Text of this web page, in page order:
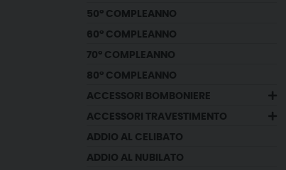
50° COMPLEANNO
60° COMPLEANNO
70° COMPLEANNO
80° COMPLEANNO
ACCESSORI BOMBONIERE
ACCESSORI TRAVESTIMENTO
ADDIO AL CELIBATO
ADDIO AL NUBILATO